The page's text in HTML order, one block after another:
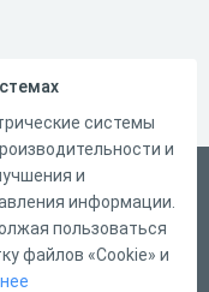
системы
и
и
информации.
пользоваться
файлов «Cookie» и